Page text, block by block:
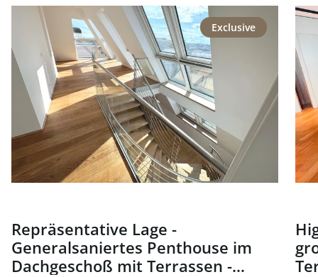
link to page Repräsentative Lage - Generalsaniertes
Exclusive
Repräsentative Lage -
Generalsaniertes Penthouse im
Dachgeschoß mit Terrassen -
link